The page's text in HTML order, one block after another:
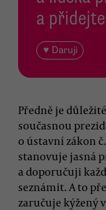
a
♥ Daruji
Předně je
současnou
o ústavní zákon
stanovuje jasná
a doporučuji
seznámit. A to
zaručuje kýžený